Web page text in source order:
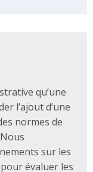
qu’une
l’ajout d’une
normes de
sur les
évaluer les